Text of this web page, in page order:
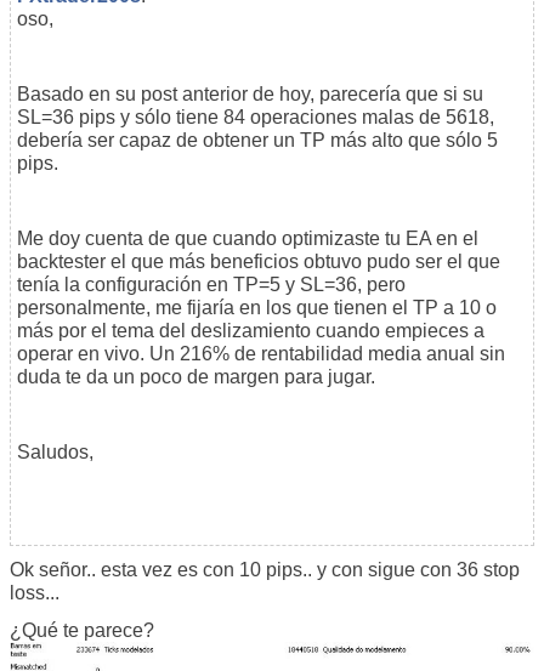
oso,
Basado en su post anterior de hoy, parecería que si su
SL=36 pips y sólo tiene 84 operaciones malas de 5618,
debería ser capaz de obtener un TP más alto que sólo 5
pips.
Me doy cuenta de que cuando optimizaste tu EA en el
backtester el que más beneficios obtuvo pudo ser el que
tenía la configuración en TP=5 y SL=36, pero
personalmente, me fijaría en los que tienen el TP a 10 o
más por el tema del deslizamiento cuando empieces a
operar en vivo. Un 216% de rentabilidad media anual sin
duda te da un poco de margen para jugar.
Saludos,
Ok señor.. esta vez es con 10 pips.. y con sigue con 36 stop
loss...
¿Qué te parece?